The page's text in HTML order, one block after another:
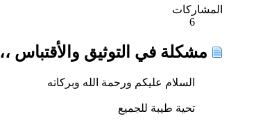
المشاركات
6
مشكلة في التوثيق والأقتباس ،،
السلام عليكم ورحمة الله وبركاته
تحية طيبة للجميع